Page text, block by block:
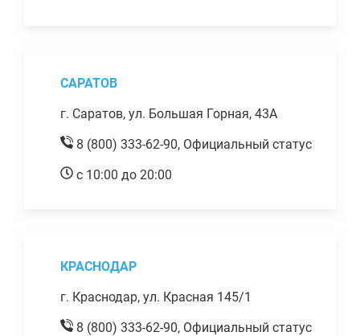
САРАТОВ
г. Саратов, ул. Большая Горная, 43А
8 (800) 333-62-90, Официальный статус
с 10:00 до 20:00
КРАСНОДАР
г. Краснодар, ул. Красная 145/1
8 (800) 333-62-90, Официальный статус